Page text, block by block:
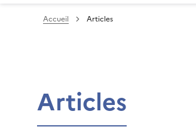
Accueil Articles
Articles